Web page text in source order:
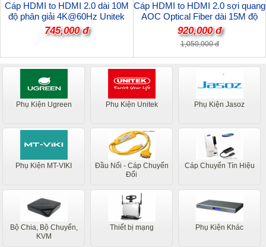
Cáp HDMI to HDMI 2.0 dài 10M
độ phân giải 4K@60Hz Unitek
C11043BK cao cấp
745,000 đ
Cáp HDMI to HDMI 2.0 sợi quang
AOC Optical Fiber dài 15M độ
phân giải 4K@60Hz Unitek
C11072BK-15M cao cấp
920,000 đ
1,050,000 đ
Phụ Kiện Ugreen Phụ Kiện Unitek Phụ Kiện Jasoz
Phụ Kiện MT-VIKI
Đầu Nối - Cáp Chuyển
Đổi
Cáp Chuyển Tín Hiệu
Bộ Chia, Bộ Chuyển,
KVM
Thiết bị mạng Phụ Kiện Khác